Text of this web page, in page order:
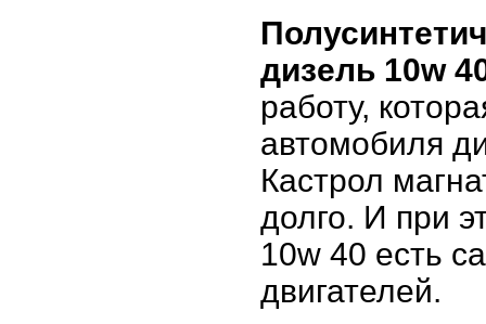
дизель 10w
работу,
автомобиля
Кастрол
долго. И при
10w 40 есть
двигателей.